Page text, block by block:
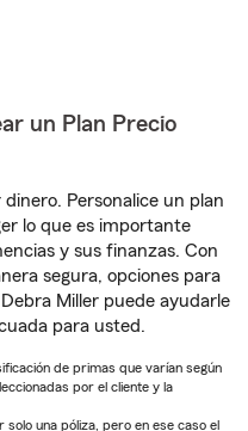
un Plan Precio
Personalice un plan
lo que es importante
y sus finanzas. Con
segura, opciones para
Miller puede ayudarle
para usted.
de primas que varían según
por el cliente y la
una póliza, pero en ese caso el